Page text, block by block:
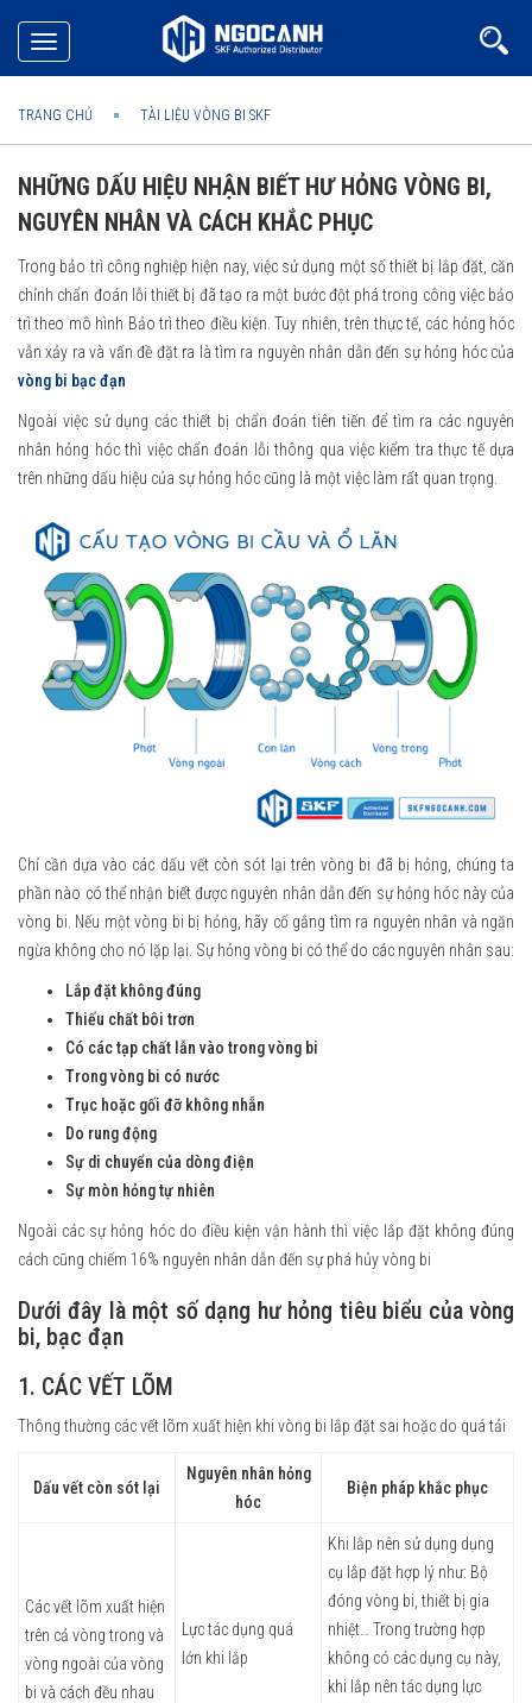
Toggle
navigation
TRANG CHỦ TÀI LIỆU VÒNG BI SKF
NHỮNG DẤU HIỆU NHẬN BIẾT HƯ HỎNG VÒNG BI,
NGUYÊN NHÂN VÀ CÁCH KHẮC PHỤC
Trong bảo trì công nghiệp hiện nay, việc sử dụng một số thiết bị lắp đặt, căn
chỉnh chẩn đoán lỗi thiết bị đã tạo ra một bước đột phá trong công việc bảo
trì theo mô hình Bảo trì theo điều kiện. Tuy nhiên, trên thực tế, các hỏng hóc
vẫn xảy ra và vấn đề đặt ra là tìm ra nguyên nhân dẫn đến sự hỏng hóc của
vòng bi bạc đạn
Ngoài việc sử dụng các thiết bị chẩn đoán tiên tiến để tìm ra các nguyên
nhân hỏng hóc thì việc chẩn đoán lỗi thông qua việc kiểm tra thực tế dựa
trên những dấu hiệu của sự hỏng hóc cũng là một việc làm rất quan trọng.
Chỉ cần dựa vào các dấu vết còn sót lại trên vòng bi đã bị hỏng, chúng ta
phần nào có thể nhận biết được nguyên nhân dẫn đến sự hỏng hóc này của
vòng bi. Nếu một vòng bi bị hỏng, hãy cố gắng tìm ra nguyên nhân và ngăn
ngừa không cho nó lặp lại. Sự hỏng vòng bi có thể do các nguyên nhân sau:
Lắp đặt không đúng
Thiếu chất bôi trơn
Có các tạp chất lẫn vào trong vòng bi
Trong vòng bi có nước
Trục hoặc gối đỡ không nhẵn
Do rung động
Sự di chuyển của dòng điện
Sự mòn hỏng tự nhiên
Ngoài các sự hỏng hóc do điều kiện vận hành thì việc lắp đặt không đúng
cách cũng chiếm 16% nguyên nhân dẫn đến sự phá hủy vòng bi
Dưới đây là một số dạng hư hỏng tiêu biểu của vòng
bi, bạc đạn
1. CÁC VẾT LÕM
Thông thường các vết lõm xuất hiện khi vòng bi lắp đặt sai hoặc do quá tải
Dấu vết còn sót lại
Nguyên nhân hỏng
hóc
Biện pháp khắc phục
Các vết lõm xuất hiện
trên cả vòng trong và
vòng ngoài của vòng
bi và cách đều nhau
Lực tác dụng quá
lớn khi lắp
Khi lắp nên sử dụng dụng
cụ lắp đặt hợp lý như: Bộ
đóng vòng bi, thiết bị gia
nhiệt… Trong trường hợp
không có các dụng cụ này,
khi lắp nên tác dụng lực